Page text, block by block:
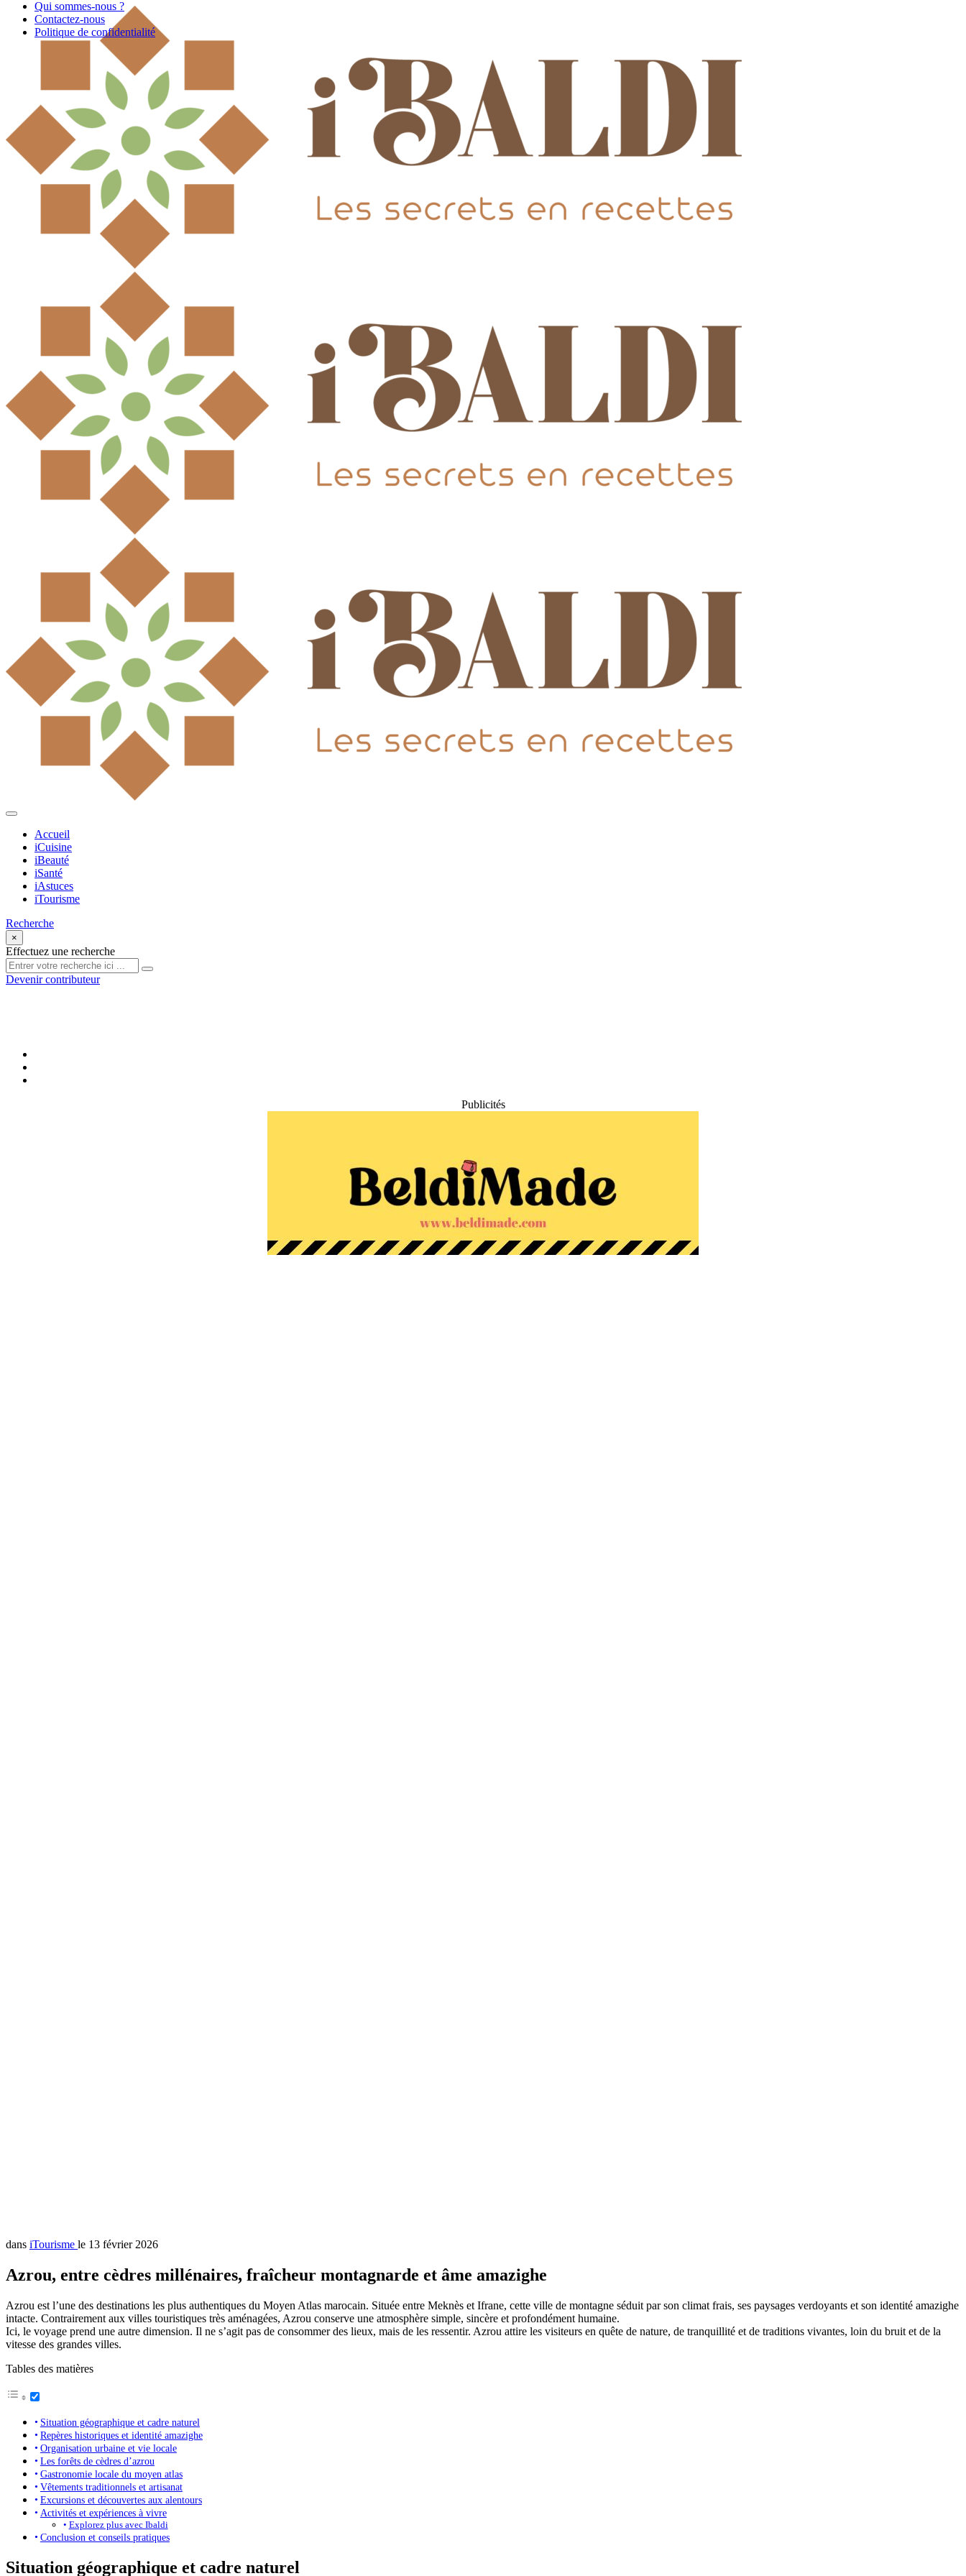
Accueil
iCuisine
iBeauté
iSanté
iAstuces
iTourisme
Recherche
×
Effectuez une recherche
Devenir contributeur
Qui sommes-nous ?
Contactez-nous
Politique de confidentialité
Publicités
dans iTourisme le 13 février 2026
Azrou, entre cèdres millénaires, fraîcheur montagnarde et âme amazighe
Azrou est l’une des destinations les plus authentiques du Moyen Atlas marocain. Située entre Meknès et Ifrane, cette ville de montagne séduit par son climat frais, ses paysages verdoyants et son identité amazighe
intacte. Contrairement aux villes touristiques très aménagées, Azrou conserve une atmosphère simple, sincère et profondément humaine.
Ici, le voyage prend une autre dimension. Il ne s’agit pas de consommer des lieux, mais de les ressentir. Azrou attire les visiteurs en quête de nature, de tranquillité et de traditions vivantes, loin du bruit et de la
vitesse des grandes villes.
Tables des matières
Situation géographique et cadre naturel
Repères historiques et identité amazighe
Organisation urbaine et vie locale
Les forêts de cèdres d’azrou
Gastronomie locale du moyen atlas
Vêtements traditionnels et artisanat
Excursions et découvertes aux alentours
Activités et expériences à vivre
Explorez plus avec Ibaldi
Conclusion et conseils pratiques
Situation géographique et cadre naturel